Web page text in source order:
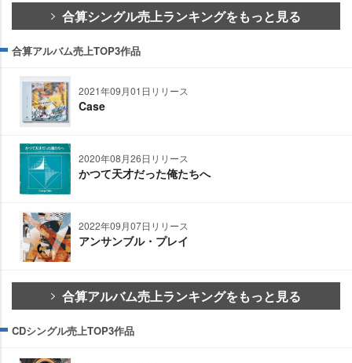
合算シングル売上ランキングをもっと見る
合算アルバム売上TOP3作品
2021年09月01日リリース
Case
2020年08月26日リリース
かつて天才だった俺たちへ
2022年09月07日リリース
アンサンブル・プレイ
合算アルバム売上ランキングをもっと見る
CDシングル売上TOP3作品